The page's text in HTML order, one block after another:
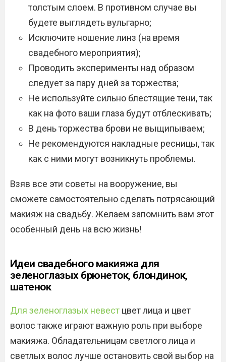
толстым слоем. В противном случае вы
будете выглядеть вульгарно;
Исключите ношение линз (на время
свадебного мероприятия);
Проводить эксперименты над образом
следует за пару дней за торжества;
Не используйте сильно блестящие тени, так
как на фото ваши глаза будут отблескивать;
В день торжества брови не выщипываем;
Не рекомендуются накладные ресницы, так
как с ними могут возникнуть проблемы.
Взяв все эти советы на вооружение, вы
сможете самостоятельно сделать потрясающий
макияж на свадьбу. Желаем запомнить вам этот
особенный день на всю жизнь!
Идеи свадебного макияжа для
зеленоглазых брюнеток, блондинок,
шатенок
Для зеленоглазых невест цвет лица и цвет
волос также играют важную роль при выборе
макияжа. Обладательницам светлого лица и
светлых волос лучше остановить свой выбор на